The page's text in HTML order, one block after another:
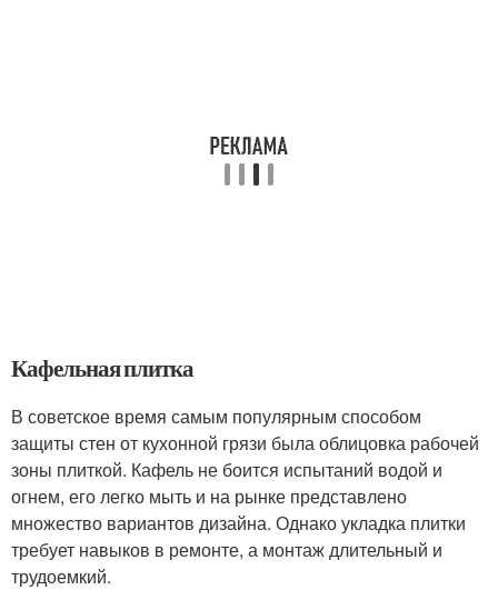
Кафельная плитка
В советское время самым популярным способом
защиты стен от кухонной грязи была облицовка рабочей
зоны плиткой. Кафель не боится испытаний водой и
огнем, его легко мыть и на рынке представлено
множество вариантов дизайна. Однако укладка плитки
требует навыков в ремонте, а монтаж длительный и
трудоемкий.